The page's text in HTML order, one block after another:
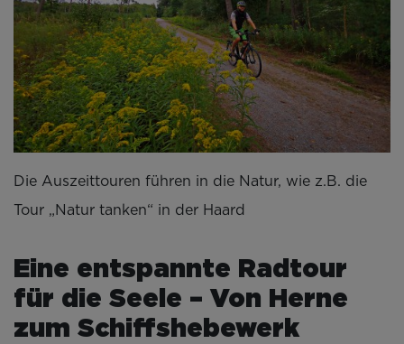
Die Auszeittouren führen in die Natur, wie z.B. die
Tour „Natur tanken“ in der Haard
Eine entspannte Radtour
für die Seele – Von Herne
zum Schiffshebewerk